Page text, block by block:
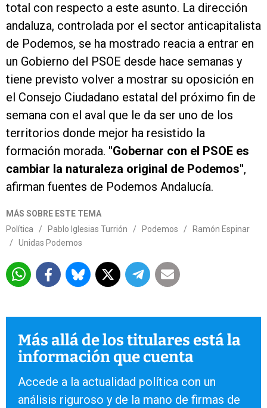
total con respecto a este asunto. La dirección
andaluza, controlada por el sector anticapitalista
de Podemos, se ha mostrado reacia a entrar en
un Gobierno del PSOE desde hace semanas y
tiene previsto volver a mostrar su oposición en
el Consejo Ciudadano estatal del próximo fin de
semana con el aval que le da ser uno de los
territorios donde mejor ha resistido la
formación morada. "Gobernar con el PSOE es
cambiar la naturaleza original de Podemos",
afirman fuentes de Podemos Andalucía.
MÁS SOBRE ESTE TEMA
Política
/ Pablo Iglesias Turrión / Podemos /
Ramón Espinar
/
Unidas Podemos
Más allá de los titulares está la
información que cuenta
Accede a la actualidad política con un
análisis riguroso y de la mano de firmas de